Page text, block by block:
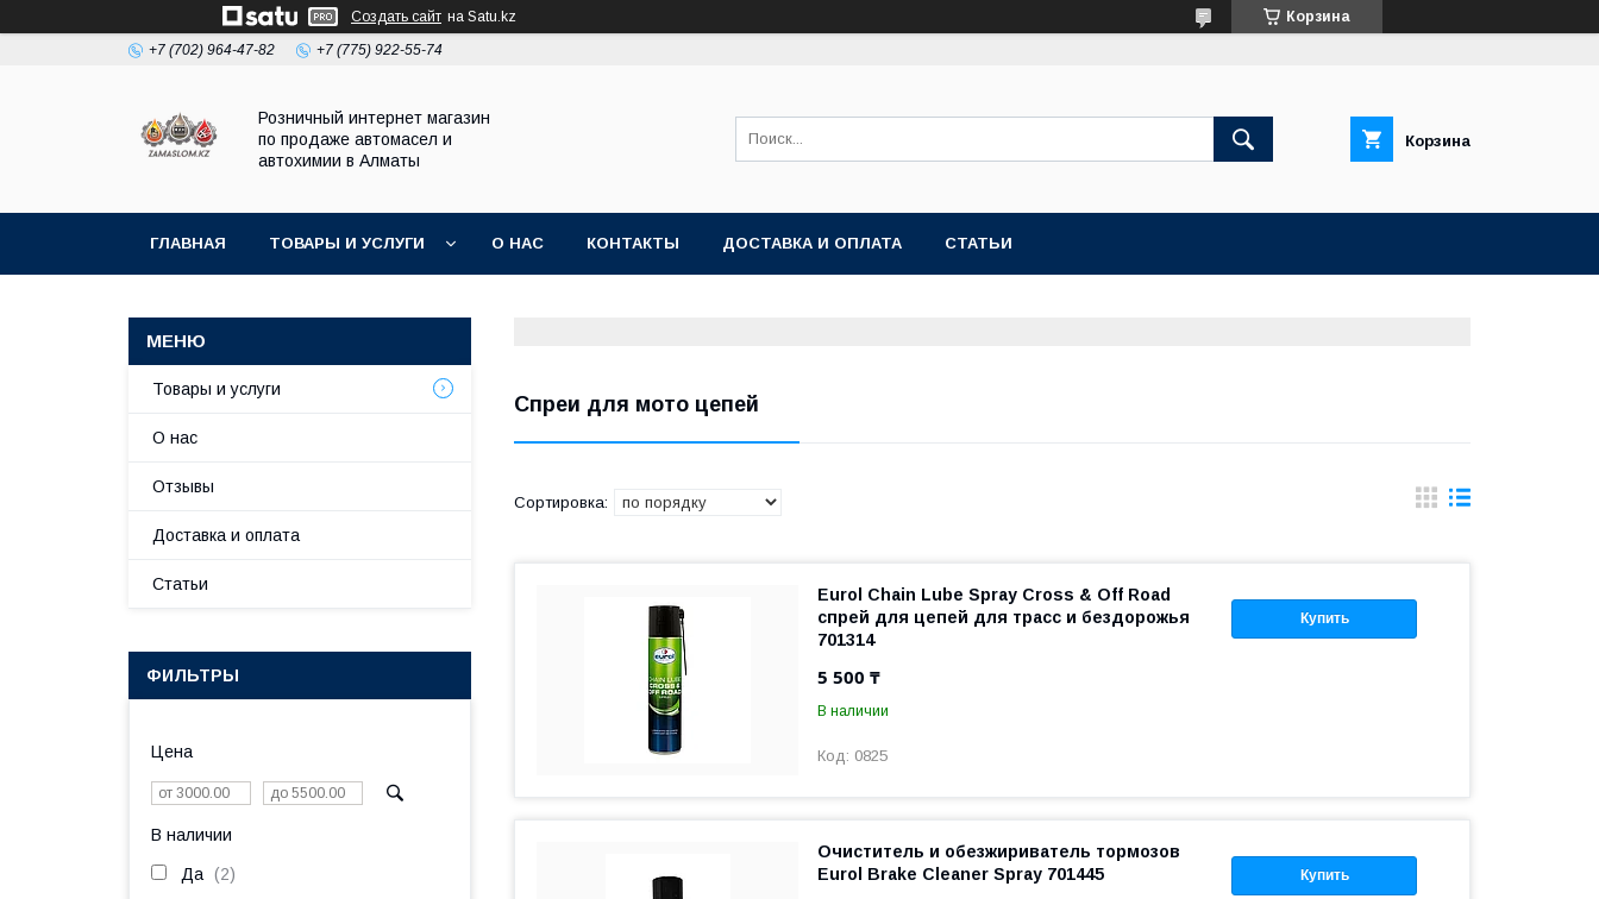
Создать сайт на Satu.kz Корзина
+7 (702) 964-47-82 +7 (775) 922-55-74
Розничный интернет магазин
по продаже автомасел и
автохимии в Алматы
Корзина
ГЛАВНАЯ ТОВАРЫ И УСЛУГИ О НАС КОНТАКТЫ ДОСТАВКА И ОПЛАТА СТАТЬИ
Спреи для мото цепей
Купить
Eurol Chain Lube Spray Cross & Off Road
спрей для цепей для трасс и бездорожья
701314
5 500 ₸
В наличии
0825
Купить
Очиститель и обезжириватель тормозов
Eurol Brake Cleaner Spray 701445
Товары и услуги
О нас
Отзывы
Доставка и оплата
Статьи
ФИЛЬТРЫ
Цена
В наличии
Да 2